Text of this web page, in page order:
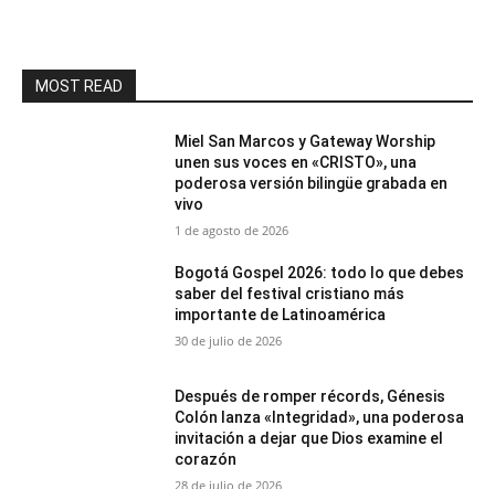
MOST READ
Miel San Marcos y Gateway Worship
unen sus voces en «CRISTO», una
poderosa versión bilingüe grabada en
vivo
1 de agosto de 2026
Bogotá Gospel 2026: todo lo que debes
saber del festival cristiano más
importante de Latinoamérica
30 de julio de 2026
Después de romper récords, Génesis
Colón lanza «Integridad», una poderosa
invitación a dejar que Dios examine el
corazón
28 de julio de 2026